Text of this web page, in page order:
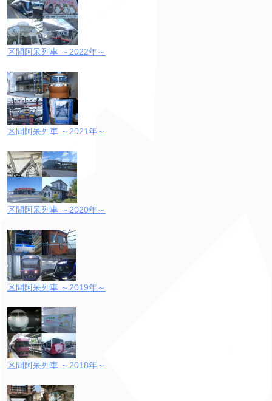
区間阿呆列車 ～2022年～
区間阿呆列車 ～2021年～
区間阿呆列車 ～2020年～
区間阿呆列車 ～2019年～
区間阿呆列車 ～2018年～